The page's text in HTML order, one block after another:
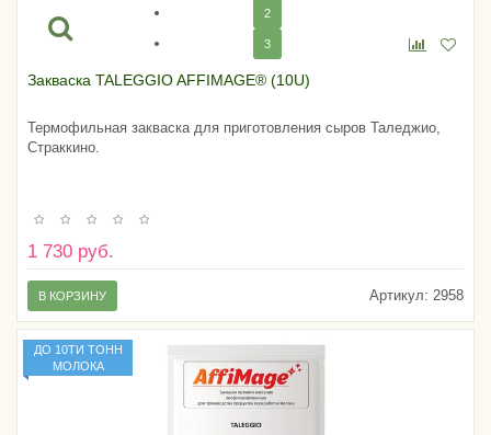
2
3
Закваска TALEGGIO AFFIMAGE® (10U)
Термофильная закваска для приготовления сыров Таледжио,
Страккино.
1 730 руб.
Артикул: 2958
В КОРЗИНУ
ДО 10ТИ ТОНН
МОЛОКА